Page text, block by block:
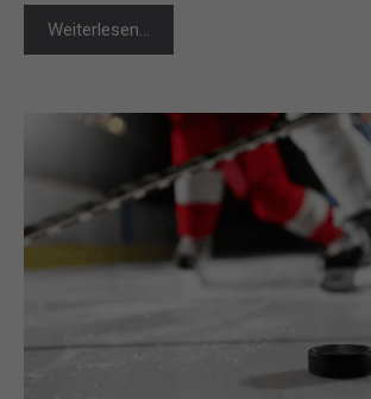
Weiterlesen…